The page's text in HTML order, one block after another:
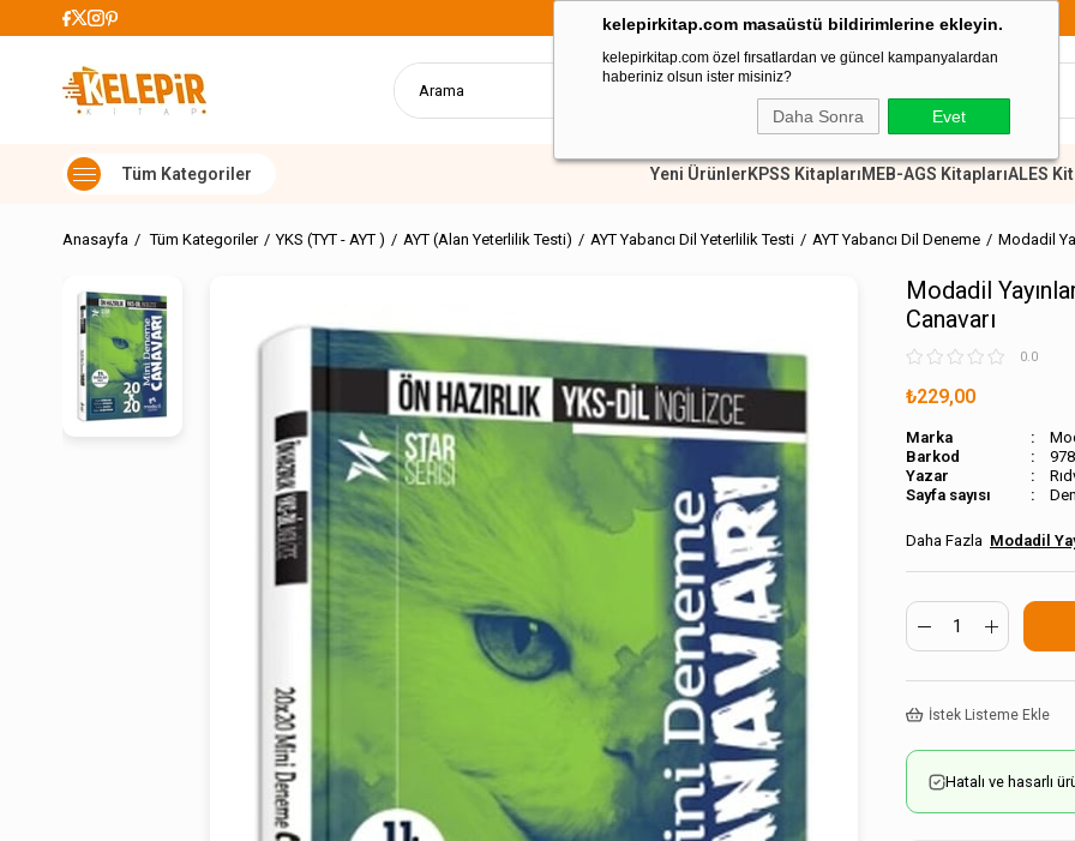
kelepirkitap.com masaüstü bildirimlerine ekleyin.
kelepirkitap.com özel fırsatlardan ve güncel kampanyalardan
haberiniz olsun ister misiniz?
Daha Sonra Evet
Kargo Ücretsiz 899 TL Üzeri Alışverişlerde Kargo Ücretsiz
Yeni ÜrünlerKPSS KitaplarıMEB-AGS KitaplarıALES
Anasayfa Tüm Kategoriler YKS (TYT - AYT ) AYT (Alan Yeterlilik Testi) AYT Yabancı Dil Yeterlilik Testi AYT Yabancı Dil Deneme Modadil
Modadil
Canavarı
0.0
₺229,00
Marka
Barkod
Sayfa sayısı
Modadil
İstek Listeme Ekle
Hatalı ve hasarlı